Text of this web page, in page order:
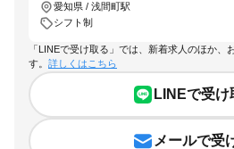
愛知県 / 浅間町駅
シフト制
「LINEで受け取る」では、新着求人のほか、
す。 詳しくはこちら
LINEで受け
メールで受